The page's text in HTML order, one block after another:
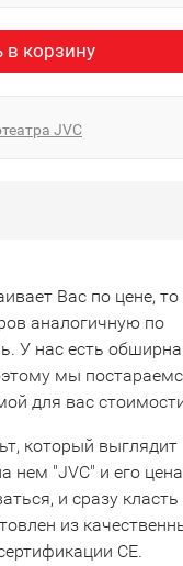
в корзину
JVC
Вас по цене,
аналогичную по
У нас есть
мы
для вас
который выглядит
нем "JVC" и его цена
и сразу класть
из
CE.